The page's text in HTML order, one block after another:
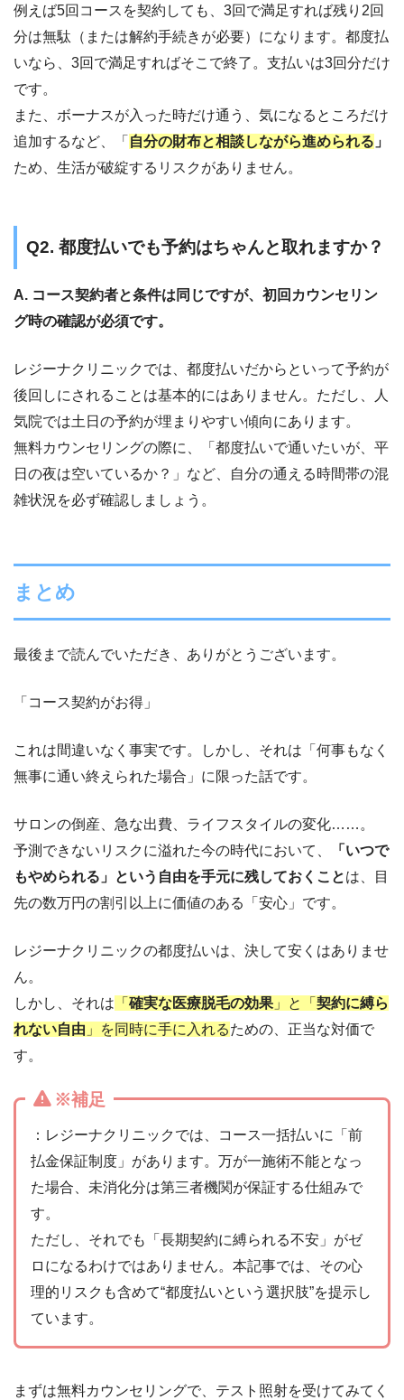
例えば5回コースを契約しても、3回で満足すれば残り2回
分は無駄（または解約手続きが必要）になります。都度払
いなら、3回で満足すればそこで終了。支払いは3回分だけ
です。
また、ボーナスが入った時だけ通う、気になるところだけ
追加するなど、「 自分の財布と相談しながら進められる 」
ため、生活が破綻するリスクがありません。
Q2. 都度払いでも予約はちゃんと取れますか？
A. コース契約者と条件は同じですが、初回カウンセリン
グ時の確認が必須です。
レジーナクリニックでは、都度払いだからといって予約が
後回しにされることは基本的にはありません。ただし、人
気院では土日の予約が埋まりやすい傾向にあります。
無料カウンセリングの際に、「都度払いで通いたいが、平
日の夜は空いているか？」など、自分の通える時間帯の混
雑状況を必ず確認しましょう。
まとめ
最後まで読んでいただき、ありがとうございます。
「コース契約がお得」
これは間違いなく事実です。しかし、それは「何事もなく
無事に通い終えられた場合」に限った話です。
サロンの倒産、急な出費、ライフスタイルの変化……。
予測できないリスクに溢れた今の時代において、
「いつで
もやめられる」という自由を手元に残しておくことは、目
先の数万円の割引以上に価値のある「安心」です。
レジーナクリニックの都度払いは、決して安くはありませ
ん。
しかし、それは 「 確実な医療脱毛の効果 」 と 「 契約に縛ら
れない自由 」を同時に手に入れるための、正当な対価で
す。
※補足
：レジーナクリニックでは、コース一括払いに「前
払金保証制度」があります。万が一施術不能となっ
た場合、未消化分は第三者機関が保証する仕組みで
す。
ただし、それでも「長期契約に縛られる不安」がゼ
ロになるわけではありません。本記事では、その心
理的リスクも含めて“都度払いという選択肢”を提示し
ています。
まずは無料カウンセリングで、テスト照射を受けてみてく